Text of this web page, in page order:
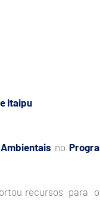
Itaipu
no
recursos para